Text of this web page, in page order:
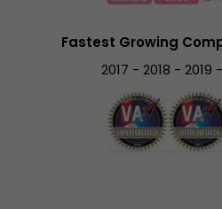
Fastest Growing
2017 - 2018 - 2019